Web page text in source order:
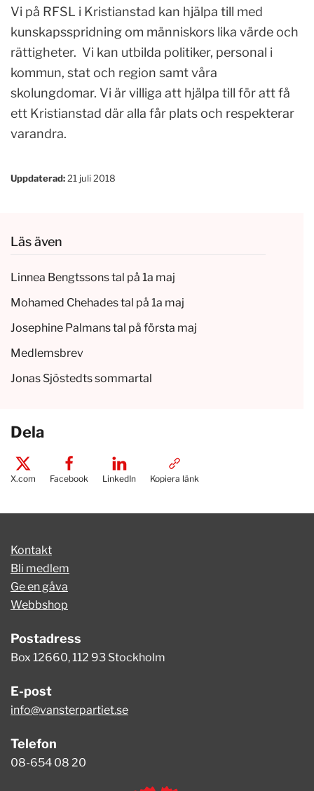
Vi på RFSL i Kristianstad kan hjälpa till med
kunskapsspridning om människors lika värde och
rättigheter. Vi kan utbilda politiker, personal i
kommun, stat och region samt våra
skolungdomar. Vi är villiga att hjälpa till för att få
ett Kristianstad där alla får plats och respekterar
varandra.
Uppdaterad: 21 juli 2018
Läs även
Linnea Bengtssons tal på 1a maj
Mohamed Chehades tal på 1a maj
Josephine Palmans tal på första maj
Medlemsbrev
Jonas Sjöstedts sommartal
Dela
X.com Facebook LinkedIn Kopiera länk
Kontakt
Bli medlem
Ge en gåva
Webbshop
Postadress
Box 12660, 112 93 Stockholm
E-post
info@vansterpartiet.se
Telefon
08-654 08 20